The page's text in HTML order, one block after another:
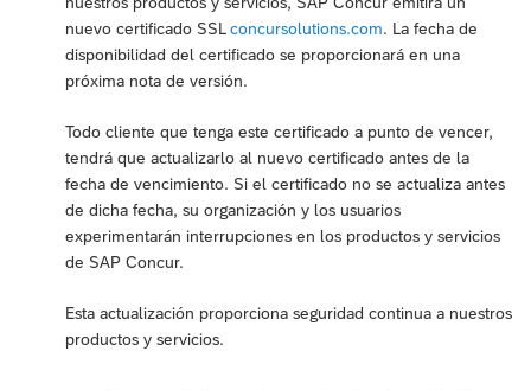
nuevo certificado SSLconcursolutions.com. La fecha de
disponibilidad del certificado se proporcionará en una
próxima nota de versión.
Todo cliente que tenga este certificado a punto de vencer,
tendrá que actualizarlo al nuevo certificado antes de la
fecha de vencimiento. Si el certificado no se actualiza antes
de dicha fecha, su organización y los usuarios
experimentarán interrupciones en los productos y servicios
de SAP Concur.
Esta actualización proporciona seguridad continua a nuestros
productos y servicios.